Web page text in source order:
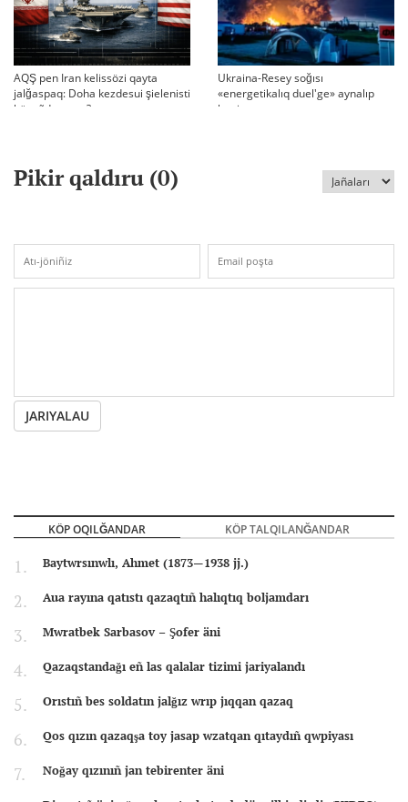
AQŞ pen Iran kelissözi qayta
jalğaspaq: Doha kezdesui şielenisti
bäseñdete me?
Ukraina-Resey soğısı
«energetikalıq duel'ge» aynalıp
ketti
Pikir qaldıru (0)
JARIYALAU
KÖP OQILĞANDAR KÖP TALQILANĞANDAR
Baytwrsınwlı, Ahmet (1873—1938 jj.)
Aua rayına qatıstı qazaqtıñ halıqtıq boljamdarı
Mwratbek Sarbasov – Şofer äni
Qazaqstandağı eñ las qalalar tizimi jariyalandı
Orıstıñ bes soldatın jalğız wrıp jıqqan qazaq
Qos qızın qazaqşa toy jasap wzatqan qıtaydıñ qwpiyası
Noğay qızınıñ jan tebirenter äni